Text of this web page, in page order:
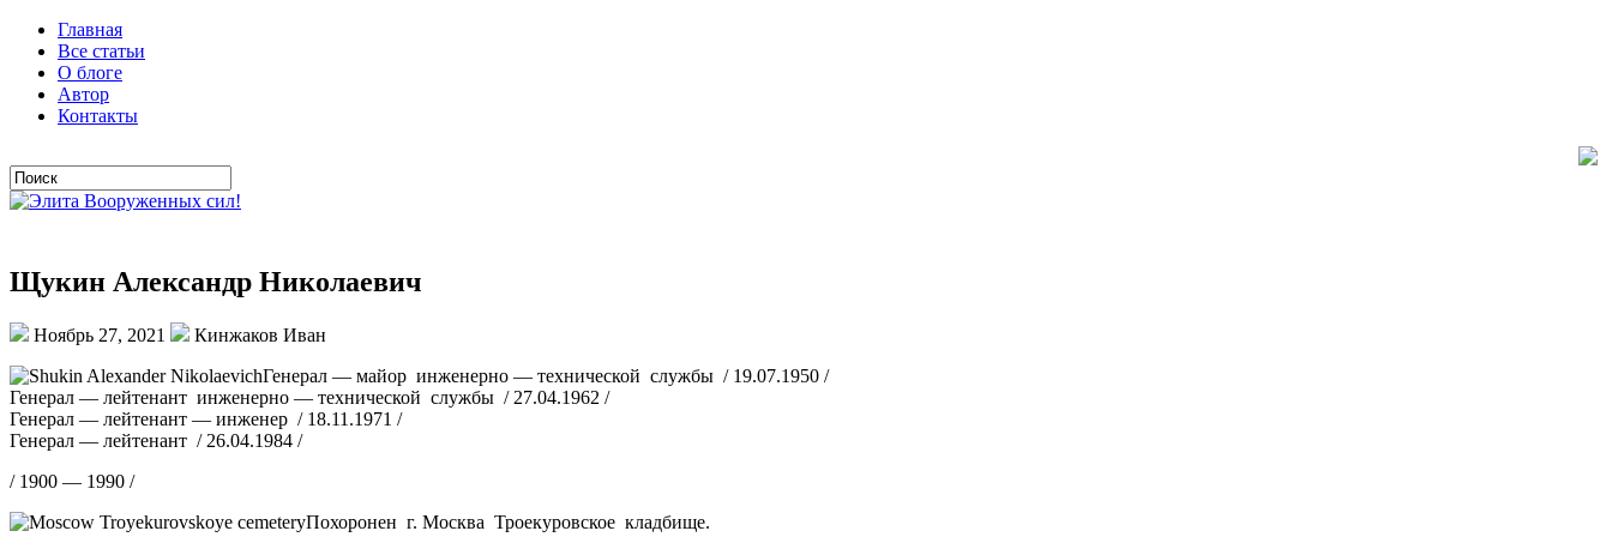
Главная
Все статьи
О блоге
Автор
Контакты
Щукин Александр Николаевич
Ноябрь 27, 2021
Кинжаков Иван
Генерал — майор инженерно — технической службы / 19.07.1950 /
Генерал — лейтенант инженерно — технической службы / 27.04.1962 /
Генерал — лейтенант — инженер / 18.11.1971 /
Генерал — лейтенант / 26.04.1984 /
/ 1900 — 1990 /
Похоронен г. Москва Троекуровское кладбище.